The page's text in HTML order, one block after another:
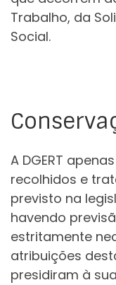
Trabalho, da
Social.
A DGERT
recolhidos e
previsto na
havendo
estritamente
atribuições
presidiram à